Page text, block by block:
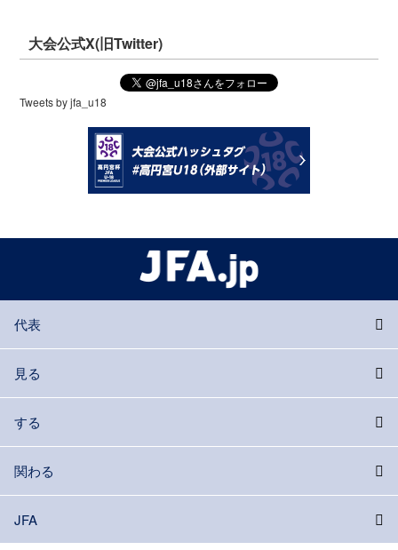
大会公式X(旧Twitter)
Tweets by jfa_u18
代表
見る
する
関わる
JFA